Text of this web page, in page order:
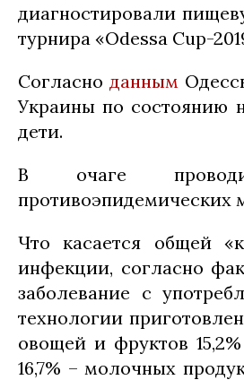
диагностировали
турнира «Оdessa Cup-
Согласно данным
Украины по состоянию
дети.
В очаге
противоэпидемических
Что касается общей
инфекции, согласно
заболевание с
технологии
овощей и фруктов
16,7% – молочных